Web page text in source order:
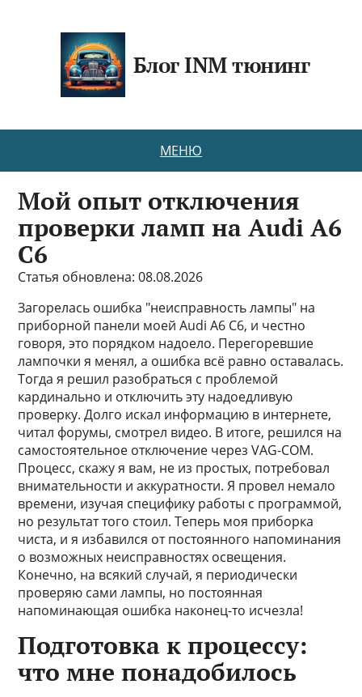
Блог INM тюнинг
МЕНЮ
Мой опыт отключения
проверки ламп на Audi A6
C6
Статья обновлена: 08.08.2026
Загорелась ошибка "неисправность лампы" на
приборной панели моей Audi A6 C6, и честно
говоря, это порядком надоело. Перегоревшие
лампочки я менял, а ошибка всё равно оставалась.
Тогда я решил разобраться с проблемой
кардинально и отключить эту надоедливую
проверку. Долго искал информацию в интернете,
читал форумы, смотрел видео. В итоге, решился на
самостоятельное отключение через VAG-COM.
Процесс, скажу я вам, не из простых, потребовал
внимательности и аккуратности. Я провел немало
времени, изучая специфику работы с программой,
но результат того стоил. Теперь моя приборка
чиста, и я избавился от постоянного напоминания
о возможных неисправностях освещения.
Конечно, на всякий случай, я периодически
проверяю сами лампы, но постоянная
напоминающая ошибка наконец-то исчезла!
Подготовка к процессу:
что мне понадобилось